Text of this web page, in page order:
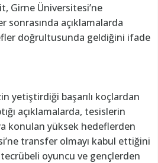
Girne Üniversitesi’ne
açıklamalarda
doğrultusunda geldiğini ifade
yetiştirdiği başarılı koçlardan
açıklamalarda, tesislerin
konulan yüksek hedeflerden
transfer olmayı kabul ettiğini
oyuncu ve gençlerden